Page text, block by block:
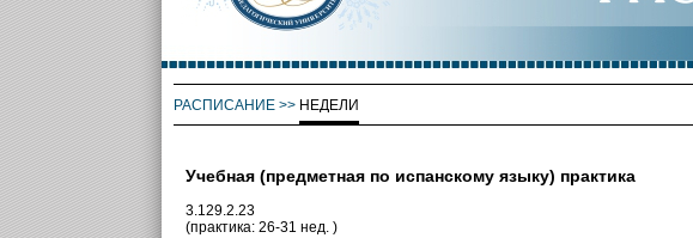
РАСПИСАНИЕ>> НЕДЕЛИ
Учебная (предметная по испанскому языку) практика
3.129.2.23
(практика: 26-31 нед. )